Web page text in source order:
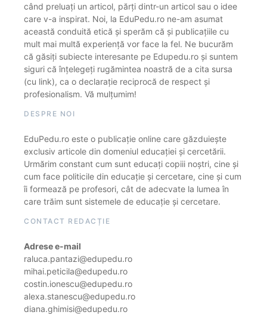
când preluați un articol, părți dintr-un articol sau o idee
care v-a inspirat. Noi, la EduPedu.ro ne-am asumat
această conduită etică și sperăm că și publicațiile cu
mult mai multă experiență vor face la fel. Ne bucurăm
că găsiți subiecte interesante pe Edupedu.ro și suntem
siguri că înțelegeți rugămintea noastră de a cita sursa
(cu link), ca o declarație reciprocă de respect și
profesionalism. Vă mulțumim!
DESPRE NOI
EduPedu.ro este o publicație online care găzduiește
exclusiv articole din domeniul educației și cercetării.
Urmărim constant cum sunt educați copiii noștri, cine și
cum face politicile din educație și cercetare, cine și cum
îi formează pe profesori, cât de adecvate la lumea în
care trăim sunt sistemele de educație și cercetare.
CONTACT REDACȚIE
Adrese e-mail
raluca.pantazi@edupedu.ro
mihai.peticila@edupedu.ro
costin.ionescu@edupedu.ro
alexa.stanescu@edupedu.ro
diana.ghimisi@edupedu.ro